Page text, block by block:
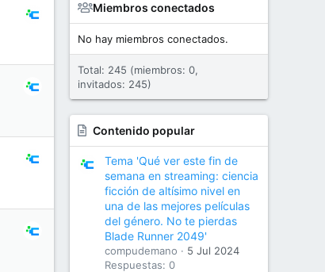
Miembros conectados
No hay miembros conectados.
Total: 245 (miembros: 0,
invitados: 245)
Contenido popular
Tema 'Qué ver este fin de
semana en streaming: ciencia
ficción de altísimo nivel en
una de las mejores películas
del género. No te pierdas
Blade Runner 2049'
compudemano
5 Jul 2024
Respuestas: 0